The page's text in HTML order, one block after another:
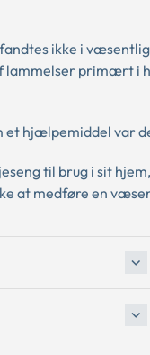
ikke i
primært i
hjælpemiddel var
til brug i sit
at medføre en